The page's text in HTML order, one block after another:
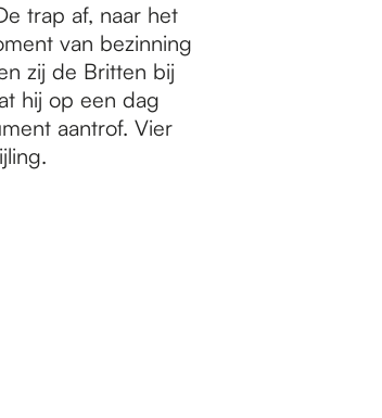
trap af, naar het
van bezinning
zij de Britten bij
hij op een dag
aantrof. Vier